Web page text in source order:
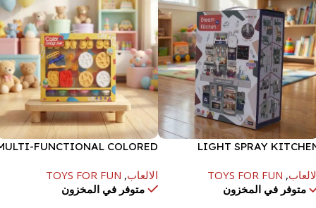
LIGHT SPRAY
,
TOYS FOR FUN
متوفر في المخزون
FUNCTIONAL COLORED
الالعاب,
TOYS FOR FUN
متوفر في المخزون